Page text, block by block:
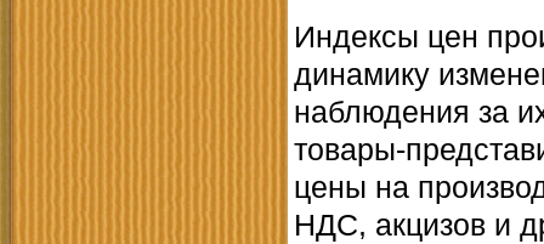
Индексы цен
динамику
наблюдения за
товары-
цены на
НДС, акцизов и